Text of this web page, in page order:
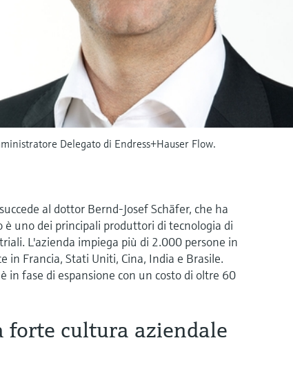
Delegato di Endress+Hauser Flow.
al dottor Bernd-Josef Schäfer, che ha
uno dei principali produttori di tecnologia di
L'azienda impiega più di 2.000 persone in
in Francia, Stati Uniti, Cina, India e Brasile.
in fase di espansione con un costo di oltre 60
forte cultura aziendale